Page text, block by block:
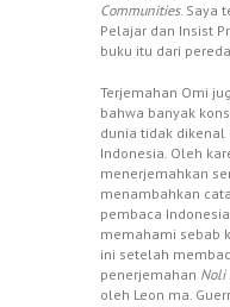
Communities. Saya
Pelajar dan Insist
buku itu dari
Terjemahan Omi
bahwa banyak
dunia tidak dikenal
Indonesia. Oleh
menerjemahkan
menambahkan
pembaca
memahami sebab
ini setelah
penerjemahan Noli
oleh Leon ma.